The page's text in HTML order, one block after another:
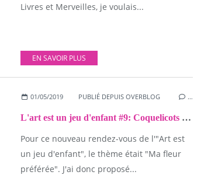
Livres et Merveilles, je voulais...
EN SAVOIR PLUS
01/05/2019 PUBLIÉ DEPUIS OVERBLOG …
L'art est un jeu d'enfant #9: Coquelicots sur toile
Pour ce nouveau rendez-vous de l'"Art est
un jeu d'enfant", le thème était "Ma fleur
préférée". J'ai donc proposé...